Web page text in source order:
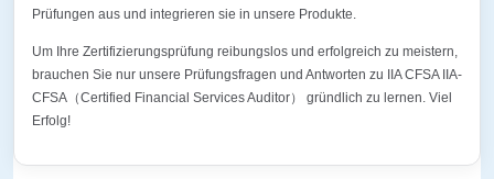
Prüfungen aus und integrieren sie in unsere Produkte.
Um Ihre Zertifizierungsprüfung reibungslos und erfolgreich zu meistern,
brauchen Sie nur unsere Prüfungsfragen und Antworten zu IIA CFSA IIA-
CFSA（Certified Financial Services Auditor） gründlich zu lernen. Viel
Erfolg!